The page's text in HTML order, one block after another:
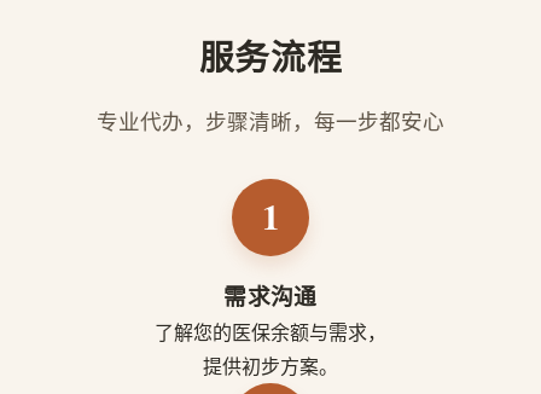
服务流程
专业代办，步骤清晰，每一步都安心
1
需求沟通
了解您的医保余额与需求，
提供初步方案。